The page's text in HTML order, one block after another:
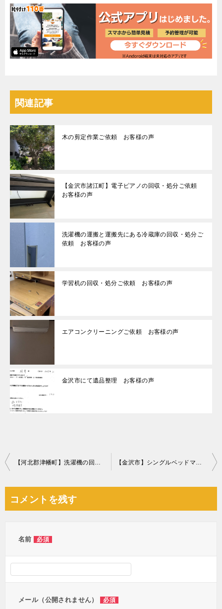
関連記事
木の剪定作業ご依頼 お客様の声
【金沢市諸江町】電子ピアノの回収・処分ご依頼
お客様の声
洗濯機の運搬と運搬先にある冷蔵庫の回収・処分ご
依頼 お客様の声
学習机の回収・処分ご依頼 お客様の声
エアコンクリーニングご依頼 お客様の声
金沢市にて遺品整理 お客様の声
投
ビ
ョ
【河北郡津幡町】洗濯機の回収・処分ご依頼 お客様の声 【金沢市】シングルベッドマットレス、洗濯機、カーペット等の回収
コメントを残す
名前 必須
メール（公開されません） 必須